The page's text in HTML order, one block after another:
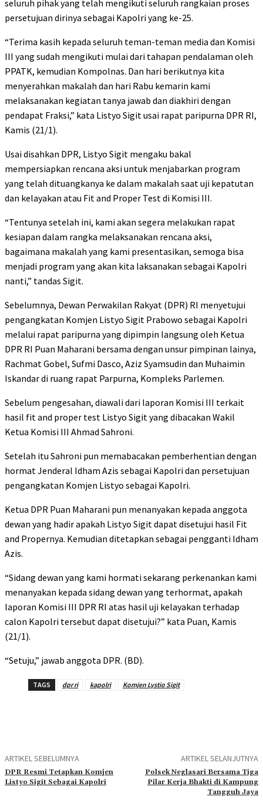
seluruh pihak yang telah mengikuti seluruh rangkaian proses
persetujuan dirinya sebagai Kapolri yang ke-25.
“Terima kasih kepada seluruh teman-teman media dan Komisi
III yang sudah mengikuti mulai dari tahapan pendalaman oleh
PPATK, kemudian Kompolnas. Dan hari berikutnya kita
menyerahkan makalah dan hari Rabu kemarin kami
melaksanakan kegiatan tanya jawab dan diakhiri dengan
pendapat Fraksi,” kata Listyo Sigit usai rapat paripurna DPR RI,
Kamis (21/1).
Usai disahkan DPR, Listyo Sigit mengaku bakal
mempersiapkan rencana aksi untuk menjabarkan program
yang telah dituangkanya ke dalam makalah saat uji kepatutan
dan kelayakan atau Fit and Proper Test di Komisi III.
“Tentunya setelah ini, kami akan segera melakukan rapat
kesiapan dalam rangka melaksanakan rencana aksi,
bagaimana makalah yang kami presentasikan, semoga bisa
menjadi program yang akan kita laksanakan sebagai Kapolri
nanti,” tandas Sigit.
Sebelumnya, Dewan Perwakilan Rakyat (DPR) RI menyetujui
pengangkatan Komjen Listyo Sigit Prabowo sebagai Kapolri
melalui rapat paripurna yang dipimpin langsung oleh Ketua
DPR RI Puan Maharani bersama dengan unsur pimpinan lainya,
Rachmat Gobel, Sufmi Dasco, Aziz Syamsudin dan Muhaimin
Iskandar di ruang rapat Parpurna, Kompleks Parlemen.
Sebelum pengesahan, diawali dari laporan Komisi III terkait
hasil fit and proper test Listyo Sigit yang dibacakan Wakil
Ketua Komisi III Ahmad Sahroni.
Setelah itu Sahroni pun memabacakan pemberhentian dengan
hormat Jenderal Idham Azis sebagai Kapolri dan persetujuan
pengangkatan Komjen Listyo sebagai Kapolri.
Ketua DPR Puan Maharani pun menanyakan kepada anggota
dewan yang hadir apakah Listyo Sigit dapat disetujui hasil Fit
and Propernya. Kemudian ditetapkan sebagai pengganti Idham
Azis.
“Sidang dewan yang kami hormati sekarang perkenankan kami
menanyakan kepada sidang dewan yang terhormat, apakah
laporan Komisi III DPR RI atas hasil uji kelayakan terhadap
calon Kapolri tersebut dapat disetujui?” kata Puan, Kamis
(21/1).
“Setuju,” jawab anggota DPR. (BD).
TAGS dpr ri kapolri Komjen Lystio Sigit
ARTIKEL SEBELUMNYA
DPR Resmi Tetapkan Komjen
Listyo Sigit Sebagai Kapolri
ARTIKEL SELANJUTNYA
Polsek Neglasari Bersama Tiga
Pilar Kerja Bhakti di Kampung
Tangguh Jaya